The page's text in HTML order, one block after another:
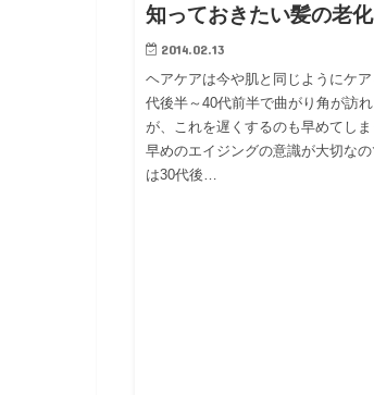
知っておきたい髪の老化
2014.02.13
ヘアケアは今や肌と同じようにケ
代後半～40代前半で曲がり角が訪
が、これを遅くするのも早めてしま
早めのエイジングの意識が大切な
は30代後…